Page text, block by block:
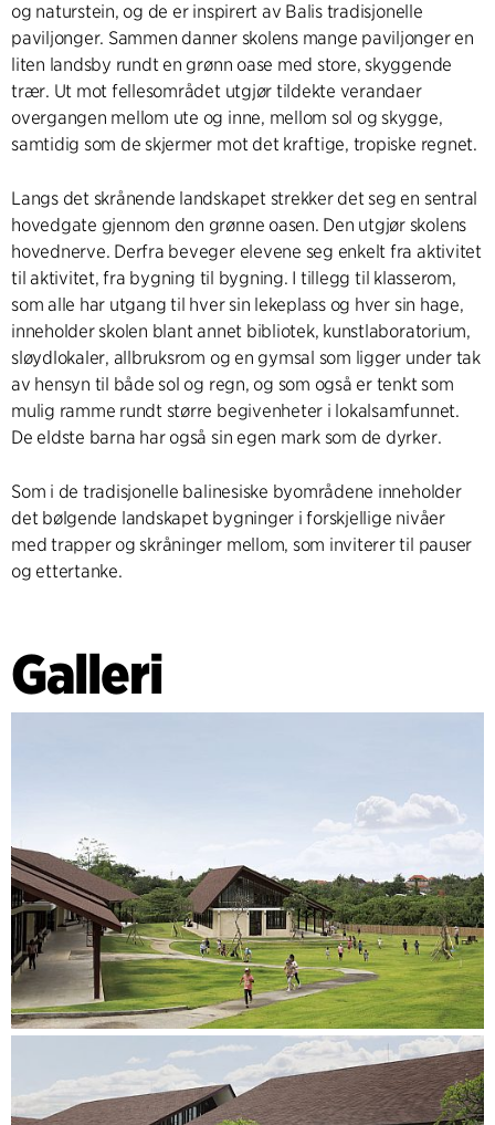
og naturstein, og de er inspirert av Balis tradisjonelle
paviljonger. Sammen danner skolens mange paviljonger en
liten landsby rundt en grønn oase med store, skyggende
trær. Ut mot fellesområdet utgjør tildekte verandaer
overgangen mellom ute og inne, mellom sol og skygge,
samtidig som de skjermer mot det kraftige, tropiske regnet.
Langs det skrånende landskapet strekker det seg en sentral
hovedgate gjennom den grønne oasen. Den utgjør skolens
hovednerve. Derfra beveger elevene seg enkelt fra aktivitet
til aktivitet, fra bygning til bygning. I tillegg til klasserom,
som alle har utgang til hver sin lekeplass og hver sin hage,
inneholder skolen blant annet bibliotek, kunstlaboratorium,
sløydlokaler, allbruksrom og en gymsal som ligger under tak
av hensyn til både sol og regn, og som også er tenkt som
mulig ramme rundt større begivenheter i lokalsamfunnet.
De eldste barna har også sin egen mark som de dyrker.
Som i de tradisjonelle balinesiske byområdene inneholder
det bølgende landskapet bygninger i forskjellige nivåer
med trapper og skråninger mellom, som inviterer til pauser
og ettertanke.
Galleri